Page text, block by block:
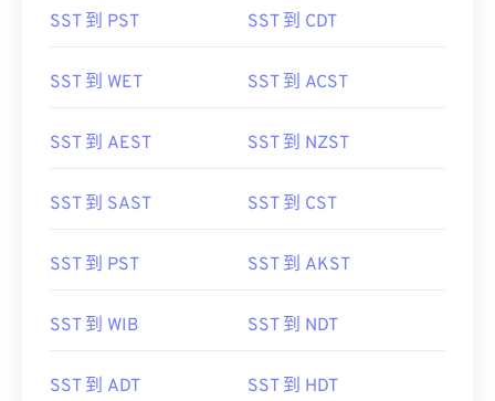
SST 到 PST SST 到 CDT
SST 到 WET SST 到 ACST
SST 到 AEST SST 到 NZST
SST 到 SAST SST 到 CST
SST 到 PST SST 到 AKST
SST 到 WIB SST 到 NDT
SST 到 ADT SST 到 HDT